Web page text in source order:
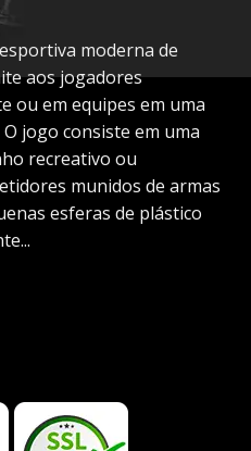
moderna de
aos jogadores
ou em equipes em uma
jogo consiste em uma
recreativo ou
munidos de armas
esferas de plástico